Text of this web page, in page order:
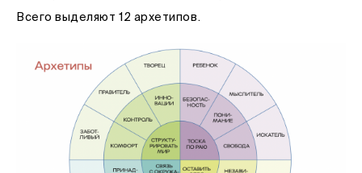
Всего выделяют 12 архетипов.